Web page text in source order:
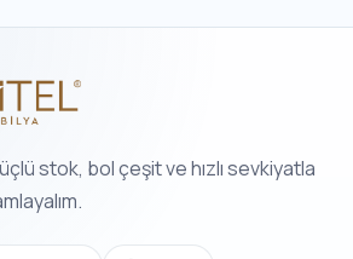
stok, bol çeşit ve hızlı sevkiyatla